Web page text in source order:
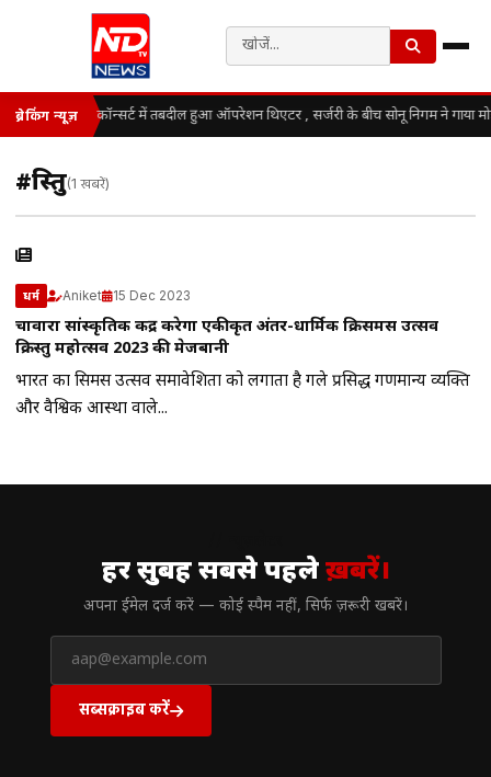
ब्रेकिंग न्यूज़ कॉन्सर्ट में तबदील हुआ ऑपरेशन थिएटर , सर्जरी के बीच सोनू निगम ने गाया
#क्रिस्तु(1 खबरें)
धर्म Aniket 15 Dec 2023
चावारा सांस्कृतिक केंद्र करेगा एकीकृत अंतर-धार्मिक क्रिसमस उत्सव
क्रिस्तु महोत्सव 2023 की मेजबानी
भारत का क्रिसमस उत्सव समावेशिता को लगाता है गले प्रसिद्ध गणमान्य व्यक्ति
और वैश्विक आस्था वाले...
हर सुबह सबसे पहलेख़बरें।
अपना ईमेल दर्ज करें — कोई स्पैम नहीं, सिर्फ ज़रूरी खबरें।
सब्सक्राइब करें